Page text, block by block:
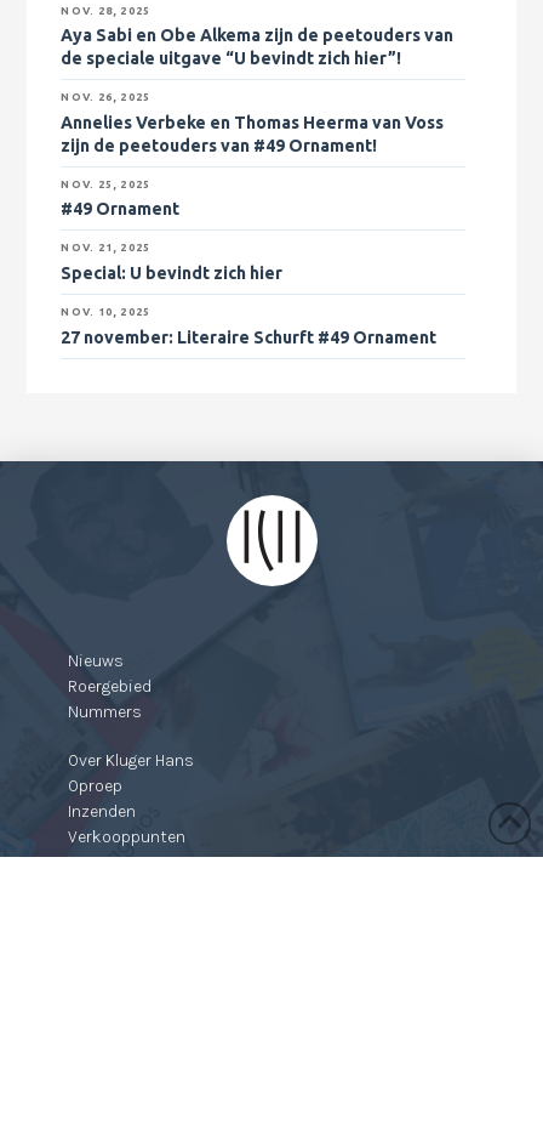
NOV. 28, 2025
Aya Sabi en Obe Alkema zijn de peetouders van
de speciale uitgave “U bevindt zich hier”!
NOV. 26, 2025
Annelies Verbeke en Thomas Heerma van Voss
zijn de peetouders van #49 Ornament!
NOV. 25, 2025
#49 Ornament
NOV. 21, 2025
Special: U bevindt zich hier
NOV. 10, 2025
27 november: Literaire Schurft #49 Ornament
Nieuws
Roergebied
Nummers
Over Kluger Hans
Oproep
Inzenden
Verkooppunten
Contact